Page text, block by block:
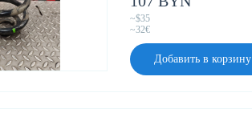
~$35
~32€
Добавить в корзину